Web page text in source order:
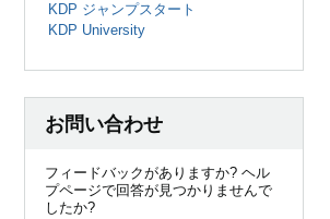
KDP ジャンプスタート
KDP University
お問い合わせ
フィードバックがありますか? ヘル
プページで回答が見つかりませんで
したか?